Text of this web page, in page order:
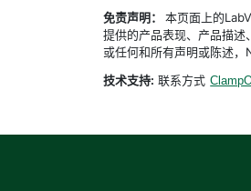
免责声明：本页面上的
提供的产品表现、产品描
或任何和所有声明或陈述，
技术支持: 联系方式